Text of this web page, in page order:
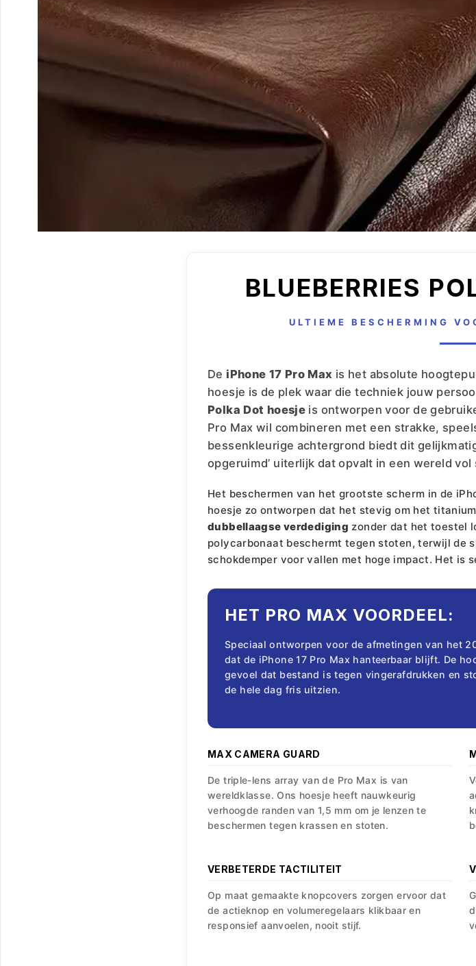
BLUEBERRIES
ULTIEME BESCHERMING
De iPhone 17 Pro Max is het absolute
hoesje is de plek waar die techniek jouw
Polka Dot hoesje is ontworpen voor de
Pro Max wil combineren met een strakke,
bessenkleurige achtergrond biedt dit
opgeruimd’ uiterlijk dat opvalt in een wereld vol
Het beschermen van het grootste scherm in de
hoesje zo ontworpen dat het stevig om het
dubbellaagse verdediging zonder dat het toestel
polycarbonaat beschermt tegen stoten, terwijl de
schokdemper voor vallen met hoge impact. Het is
HET PRO MAX VOORDEEL:
Speciaal ontworpen voor de afmetingen van het
dat de iPhone 17 Pro Max hanteerbaar blijft. De
gevoel dat bestand is tegen vingerafdrukken en
de hele dag fris uitzien.
MAX CAMERA GUARD
De triple-lens array van de Pro Max is van
wereldklasse. Ons hoesje heeft nauwkeurig
verhoogde randen van 1,5 mm om je lenzen te
beschermen tegen krassen en stoten.
VERBETERDE TACTILITEIT
Op maat gemaakte knopcovers zorgen ervoor dat
de actieknop en volumeregelaars klikbaar en
responsief aanvoelen, nooit stijf.